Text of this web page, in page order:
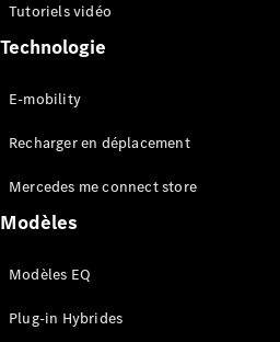
neuves
disponibles
Fleet &
Corporate
Sales
Tutoriels vidéo
Technologie
E-mobility
Recharger en déplacement
Mercedes me connect store
Modèles
Modèles EQ
Plug-in Hybrides